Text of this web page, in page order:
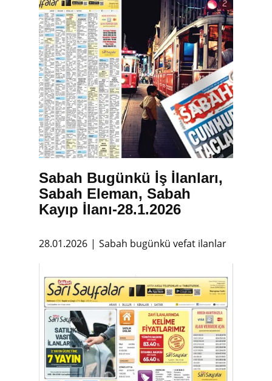
Sabah Bugünkü İş İlanları,
Sabah Eleman, Sabah
Kayıp İlanı-28.1.2026
28.01.2026 Sabah bugünkü vefat ilanlar